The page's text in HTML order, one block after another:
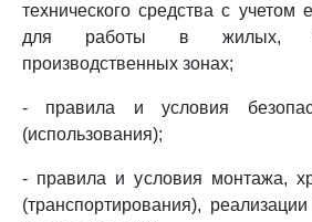
технического средства с учетом
для работы в жилых,
производственных зонах;
- правила и условия
(использования);
- правила и условия монтажа,
(транспортирования),